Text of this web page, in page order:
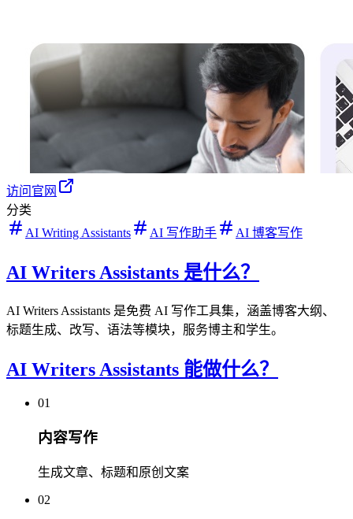
访问官网
分类
AI Writing Assistants
AI 写作助手 AI 博客写作
AI Writers Assistants 是什么？
AI Writers Assistants 是免费 AI 写作工具集，涵盖博客大纲、
标题生成、改写、语法等模块，服务博主和学生。
AI Writers Assistants 能做什么？
01
内容写作
生成文章、标题和原创文案
02